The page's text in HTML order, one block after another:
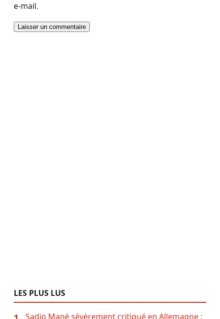
e-mail.
LES PLUS LUS
Sadio Mané sévèrement critiqué en Allemagne :